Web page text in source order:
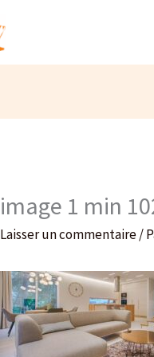
image 1 min
Laisser un commentaire/